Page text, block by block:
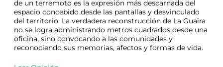
de un terremoto es la expresión más descarnada del
espacio concebido desde las pantallas y desvinculado
del territorio. La verdadera reconstrucción de La Guaira
no se logra administrando metros cuadrados desde una
oficina, sino convocando a las comunidades y
reconociendo sus memorias, afectos y formas de vida.